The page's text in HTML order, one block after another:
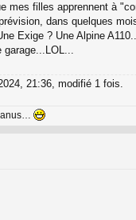
mes filles apprennent à
dans quelques
Exige ? Une Alpine
garage...LOL...
21:36, modifié 1 fois.
anus…